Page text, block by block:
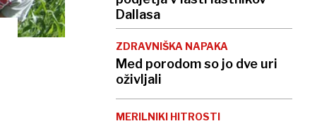
Dallasa
ZDRAVNIŠKA NAPAKA
Med porodom so jo dve uri
oživljali
MERILNIKI HITROSTI